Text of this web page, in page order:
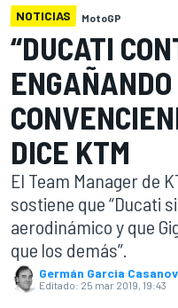
NOTICIAS MotoGP
“DUCATI
DICE KTM
El Team Manager de
sostiene que “Ducati
aerodinámico y que
que los demás”.
Germán Garcia
Editado: 25 mar 2019, 19:43